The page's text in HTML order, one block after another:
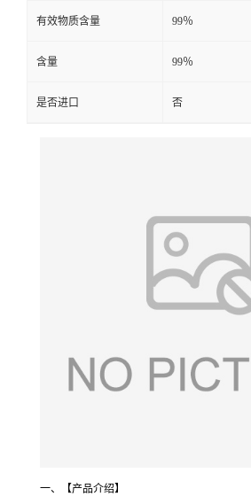
有效物质含量 99％
含量 99％
是否进口 否
一、【产品介绍】